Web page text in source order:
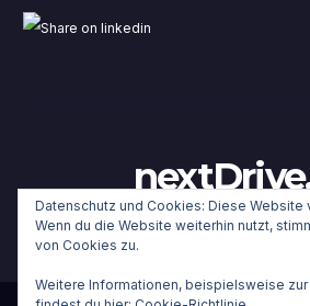
Datenschutz und Cookies: Diese Website
Wenn du die Website weiterhin nutzt,
von Cookies zu.
Weitere Informationen, beispielsweise